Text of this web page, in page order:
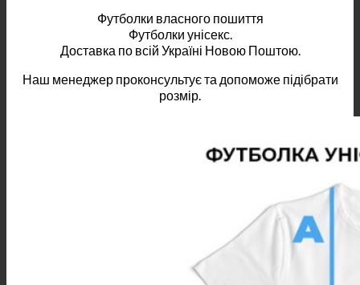
Футболки власного пошиття
Футболки унісекс.
Доставка по всій Україні Новою Поштою.
Наш менеджер проконсультує та допоможе підібрати
розмір.